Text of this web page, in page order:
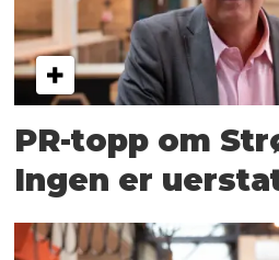
PR-topp om
Ingen er